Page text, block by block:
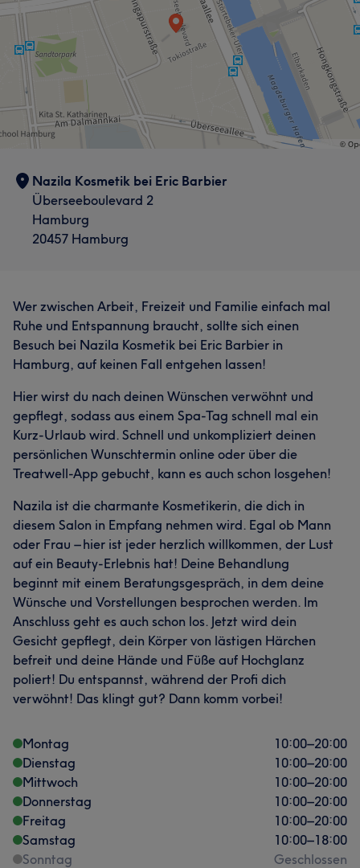
Nazila Kosmetik bei Eric Barbier
Überseeboulevard 2
Hamburg
20457 Hamburg
Wer zwischen Arbeit, Freizeit und Familie einfach mal
Ruhe und Entspannung braucht, sollte sich einen
Besuch bei Nazila Kosmetik bei Eric Barbier in
Hamburg, auf keinen Fall entgehen lassen!
Hier wirst du nach deinen Wünschen verwöhnt und
gepflegt, sodass aus einem Spa-Tag schnell mal ein
Kurz-Urlaub wird. Schnell und unkompliziert deinen
persönlichen Wunschtermin online oder über die
Treatwell-App gebucht, kann es auch schon losgehen!
Nazila ist die charmante Kosmetikerin, die dich in
diesem Salon in Empfang nehmen wird. Egal ob Mann
oder Frau – hier ist jeder herzlich willkommen, der Lust
auf ein Beauty-Erlebnis hat! Deine Behandlung
beginnt mit einem Beratungsgespräch, in dem deine
Wünsche und Vorstellungen besprochen werden. Im
Anschluss geht es auch schon los. Jetzt wird dein
Gesicht gepflegt, dein Körper von lästigen Härchen
befreit und deine Hände und Füße auf Hochglanz
poliert! Du entspannst, während der Profi dich
verwöhnt! Das klingt gut? Dann komm vorbei!
Montag 10:00–20:00
Dienstag
10:00–20:00
Mittwoch
10:00–20:00
Donnerstag
10:00–20:00
Freitag
10:00–20:00
Samstag
10:00–18:00
Sonntag
Geschlossen